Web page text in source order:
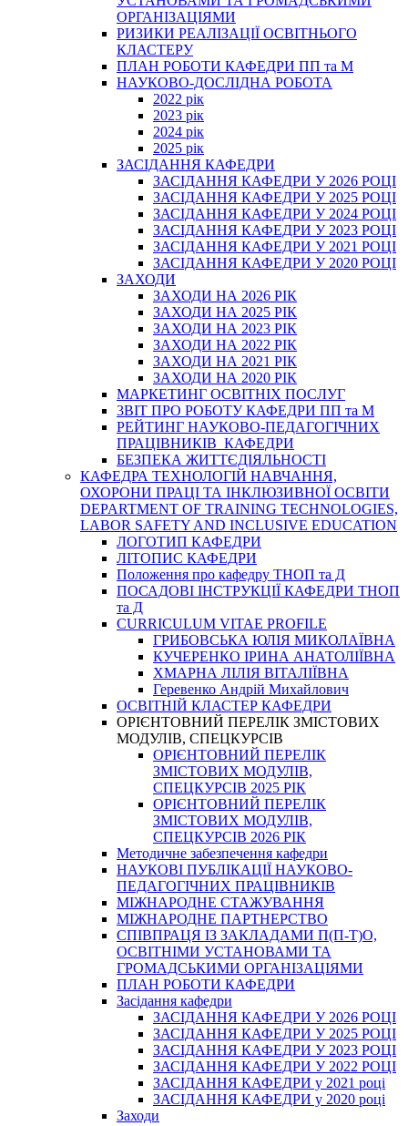
ОРГАНІЗАЦІЯМИ
РИЗИКИ РЕАЛІЗАЦІЇ ОСВІТНЬОГО
КЛАСТЕРУ
ПЛАН РОБОТИ КАФЕДРИ ПП та М
НАУКОВО-ДОСЛІДНА РОБОТА
2022 рік
2023 рік
2024 рік
2025 рік
ЗАСІДАННЯ КАФЕДРИ
ЗАСІДАННЯ КАФЕДРИ У 2026 РОЦІ
ЗАСІДАННЯ КАФЕДРИ У 2025 РОЦІ
ЗАСІДАННЯ КАФЕДРИ У 2024 РОЦІ
ЗАСІДАННЯ КАФЕДРИ У 2023 РОЦІ
ЗАСІДАННЯ КАФЕДРИ У 2021 РОЦІ
ЗАСІДАННЯ КАФЕДРИ У 2020 РОЦІ
ЗАХОДИ
ЗАХОДИ НА 2026 РІК
ЗАХОДИ НА 2025 РІК
ЗАХОДИ НА 2023 РІК
ЗАХОДИ НА 2022 РІК
ЗАХОДИ НА 2021 РІК
ЗАХОДИ НА 2020 РІК
МАРКЕТИНГ ОСВІТНІХ ПОСЛУГ
3BIT ПРО РОБОТУ КАФЕДРИ ПП та М
РЕЙТИНГ НАУКОВО-ПЕДАГОГІЧНИХ
ПРАЦІВНИКІВ КАФЕДРИ
БЕЗПЕКА ЖИТТЄДІЯЛЬНОСТІ
КАФЕДРА ТЕХНОЛОГІЙ НАВЧАННЯ,
ОХОРОНИ ПРАЦІ ТА ІНКЛЮЗИВНОЇ ОСВІТИ
DEPARTMENT OF TRAINING TECHNOLOGIES,
LABOR SAFETY AND INCLUSIVE EDUCATION
ЛОГОТИП КАФЕДРИ
ЛІТОПИС КАФЕДРИ
Положення про кафедру ТНОП та Д
ПОСАДОВІ ІНСТРУКЦІЇ КАФЕДРИ ТНОП
та Д
CURRICULUM VITAE PROFILE
ГРИБОВСЬКА ЮЛІЯ МИКОЛАЇВНА
КУЧЕРЕНКО ІРИНА АНАТОЛІЇВНА
ХМАРНА ЛІЛІЯ ВІТАЛІЇВНА
Геревенко Андрій Михайлович
ОСВІТНІЙ КЛАСТЕР КАФЕДРИ
ОРІЄНТОВНИЙ ПЕРЕЛІК ЗМІСТОВИХ
МОДУЛІВ, СПЕЦКУРСІВ
ОРІЄНТОВНИЙ ПЕРЕЛІК
ЗМІСТОВИХ МОДУЛІВ,
СПЕЦКУРСІВ 2025 РІК
ОРІЄНТОВНИЙ ПЕРЕЛІК
ЗМІСТОВИХ МОДУЛІВ,
СПЕЦКУРСІВ 2026 РІК
Методичне забезпечення кафедри
НАУКОВІ ПУБЛІКАЦІЇ НАУКОВО-
ПЕДАГОГІЧНИХ ПРАЦІВНИКІВ
МІЖНАРОДНЕ СТАЖУВАННЯ
МІЖНАРОДНЕ ПАРТНЕРСТВО
СПІВПРАЦЯ ІЗ ЗАКЛАДАМИ П(П-Т)О,
ОСВІТНІМИ УСТАНОВАМИ ТА
ГРОМАДСЬКИМИ ОРГАНІЗАЦІЯМИ
ПЛАН РОБОТИ КАФЕДРИ
Засідання кафедри
ЗАСІДАННЯ КАФЕДРИ У 2026 РОЦІ
ЗАСІДАННЯ КАФЕДРИ У 2025 РОЦІ
ЗАСІДАННЯ КАФЕДРИ У 2023 РОЦІ
ЗАСІДАННЯ КАФЕДРИ У 2022 РОЦІ
ЗАСІДАННЯ КАФЕДРИ у 2021 році
ЗАСІДАННЯ КАФЕДРИ у 2020 році
Заходи